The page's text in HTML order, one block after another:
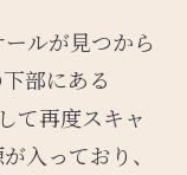
ルが見つから
部にある
て再度スキャ
入っており、